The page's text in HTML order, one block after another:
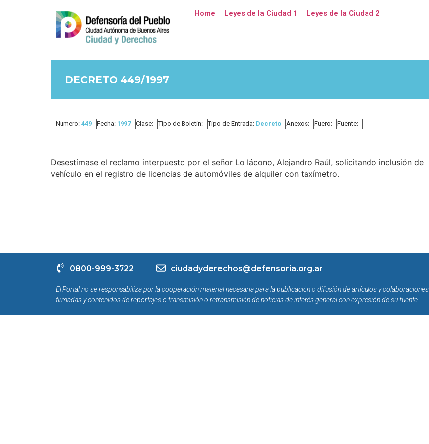
Home Leyes de la Ciudad 1 Leyes de la Ciudad 2
DECRETO 449/1997
Numero: 449 Fecha: 1997 Clase: Tipo de Boletín: Tipo de Entrada: Decreto Anexos: Fuero: Fuente:
Desestímase el reclamo interpuesto por el señor Lo Iácono, Alejandro Raúl, solicitando inclusión de
vehículo en el registro de licencias de automóviles de alquiler con taxímetro.
0800-999-3722 ciudadyderechos@defensoria.org.ar
El Portal no se responsabiliza por la cooperación material necesaria para la publicación o difusión de artículos y colaboraciones
firmadas y contenidos de reportajes o transmisión o retransmisión de noticias de interés general con expresión de su fuente.